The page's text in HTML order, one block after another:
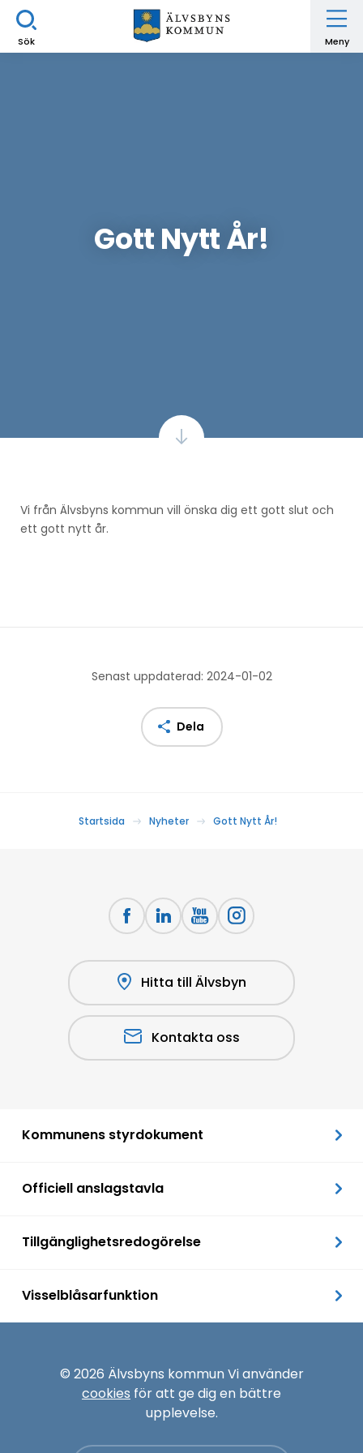
Sök Meny
Gott Nytt År!
Vi från Älvsbyns kommun vill önska dig ett gott slut och
ett gott nytt år.
Senast uppdaterad: 2024-01-02
Dela
Startsida Nyheter Gott Nytt År!
Hitta till Älvsbyn
Kontakta oss
Kommunens styrdokument
Officiell anslagstavla
Tillgänglighetsredogörelse
Visselblåsarfunktion
© 2026 Älvsbyns kommun Vi använder
cookies för att ge dig en bättre
upplevelse.